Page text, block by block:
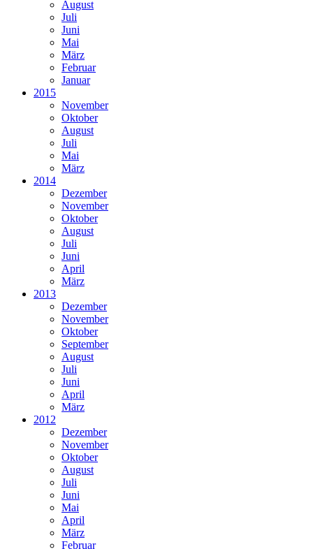
August
Juli
Juni
Mai
März
Februar
Januar
2015
November
Oktober
August
Juli
Mai
März
2014
Dezember
November
Oktober
August
Juli
Juni
April
März
2013
Dezember
November
Oktober
September
August
Juli
Juni
April
März
2012
Dezember
November
Oktober
August
Juli
Juni
Mai
April
März
Februar